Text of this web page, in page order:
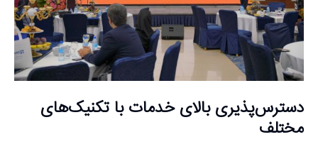
دسترس‌پذیری بالای خدمات با تکنیک‌های
مختلف